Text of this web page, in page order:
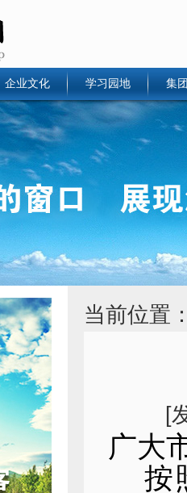
企业文化 学习园地 集
当前位置
[
广大
按